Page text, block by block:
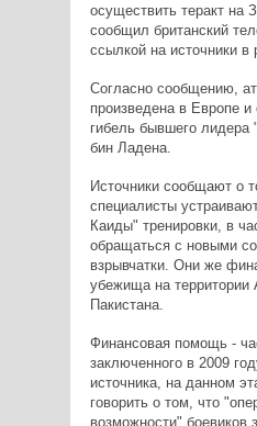
осуществить теракт на
сообщил британский
ссылкой на источники в
Согласно сообщению,
произведена в Европе и
гибель бывшего
бин Ладена.
Источники сообщают о
специалисты
Каиды" тренировки, в
обращаться с новыми
взрывчатки. Они же
убежища на территории
Пакистана.
Финансовая помощь -
заключенного в 2009
источника, на данном
говорить о том, что
возможности" боевиков